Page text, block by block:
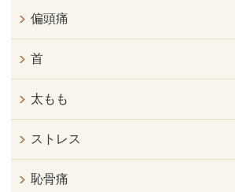
偏頭痛
首
太もも
ストレス
恥骨痛